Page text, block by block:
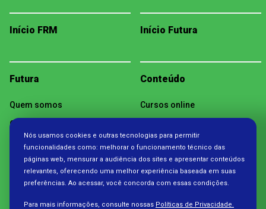
Início FRM Início Futura
Futura
Quem somos
Como assistir
Programação
Projetos
Conteúdo
Cursos online
Podcasts
Materiais pedagógicos
Publicações
Trilhas
Nós usamos cookies e outras tecnologias para permitir
funcionalidades como: melhorar o funcionamento técnico das
páginas web, mensurar a audiência dos sites e apresentar conteúdos
relevantes, oferecendo uma melhor experiência baseada em suas
preferências. Ao acessar, você concorda com essas condições.
Para mais informações, consulte nossas Políticas de Privacidade.